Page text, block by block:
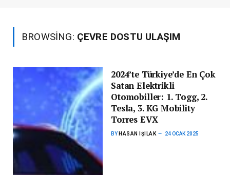
BROWSING: ÇEVRE DOSTU ULAŞIM
2024’te Türkiye’de En Çok
Satan Elektrikli
Otomobiller: 1. Togg, 2.
Tesla, 3. KG Mobility
Torres EVX
BY HASAN IŞILAK 24 OCAK 2025